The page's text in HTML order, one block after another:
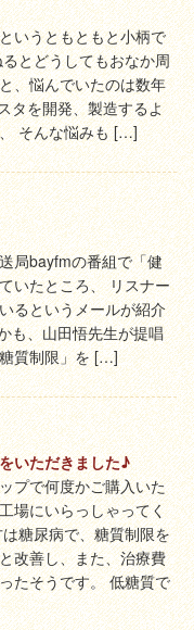
いうともともと小柄で
とどうしてもおなか周
、悩んでいたのは数年
タを開発、製造するよ
そんな悩みも […]
局bayfmの番組で「健
いたところ、 リスナー
るというメールが紹介
も、山田悟先生が提唱
質制限」を […]
いただきました♪
プで何度かご購入いた
場にいらっしゃってく
糖尿病で、糖質制限を
改善し、また、治療費
たそうです。 低糖質で